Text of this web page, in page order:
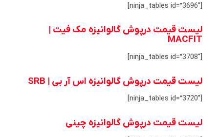
[ninja_tables id=”3696″]
لیست قیمت درپوش گالوانیزه مک فیت |
MACFIT
[ninja_tables id=”3708″]
لیست قیمت درپوش گالوانیزه اس آر بی | SRB
[ninja_tables id=”3720″]
لیست قیمت درپوش گالوانیزه چینی